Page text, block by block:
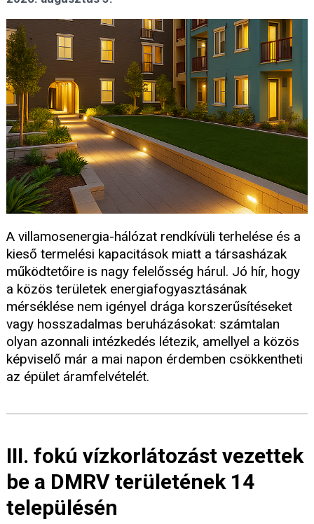
A villamosenergia-hálózat rendkívüli terhelése és a
kieső termelési kapacitások miatt a társasházak
működtetőire is nagy felelősség hárul. Jó hír, hogy
a közös területek energiafogyasztásának
mérséklése nem igényel drága korszerűsítéseket
vagy hosszadalmas beruházásokat: számtalan
olyan azonnali intézkedés létezik, amellyel a közös
képviselő már a mai napon érdemben csökkentheti
az épület áramfelvételét.
III. fokú vízkorlátozást vezettek
be a DMRV területének 14
településén